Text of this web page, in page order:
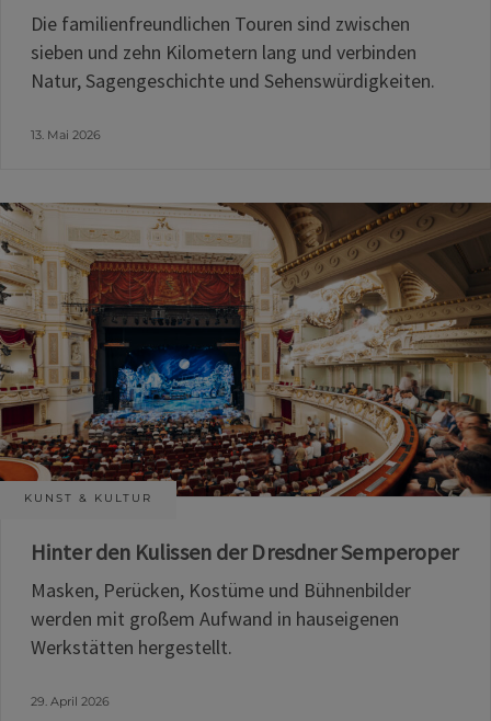
Die familienfreundlichen Touren sind zwischen
sieben und zehn Kilometern lang und verbinden
Natur, Sagengeschichte und Sehenswürdigkeiten.
13. Mai 2026
KUNST & KULTUR
Hinter den Kulissen der Dresdner Semperoper
Masken, Perücken, Kostüme und Bühnenbilder
werden mit großem Aufwand in hauseigenen
Werkstätten hergestellt.
29. April 2026